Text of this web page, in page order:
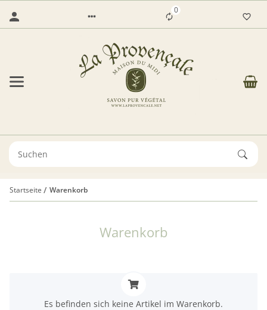
0
Startseite Warenkorb
Warenkorb
Es befinden sich keine Artikel im Warenkorb.